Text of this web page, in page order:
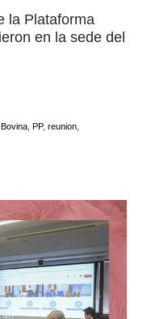
la Plataforma
en la sede del
, PP, reunion,